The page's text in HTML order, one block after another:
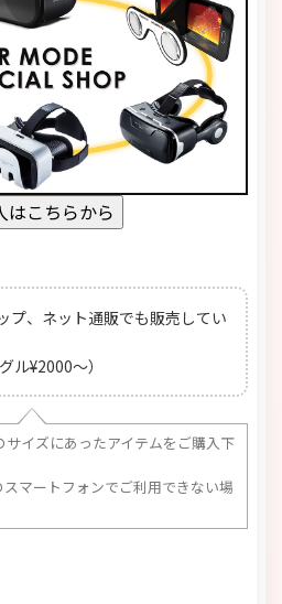
プ、ネット通販でも販売してい
ル¥2000～）
イズにあったアイテムをご購入下
マートフォンでご利用できない場